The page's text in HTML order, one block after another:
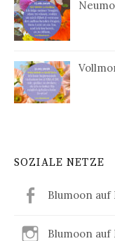
SOZIALE NETZE
Blumoon auf
Blumoon